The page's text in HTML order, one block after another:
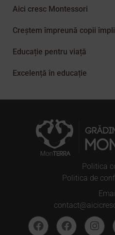
Aici cresc Montessori
Creștem împreună copii
Educație pentru viață
Excelență în educație
Politica
Politica de